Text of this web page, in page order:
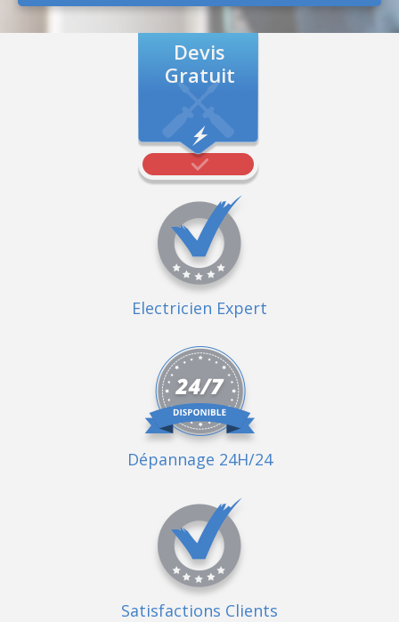
Devis
Gratuit
Electricien Expert
Dépannage 24H/24
Satisfactions Clients